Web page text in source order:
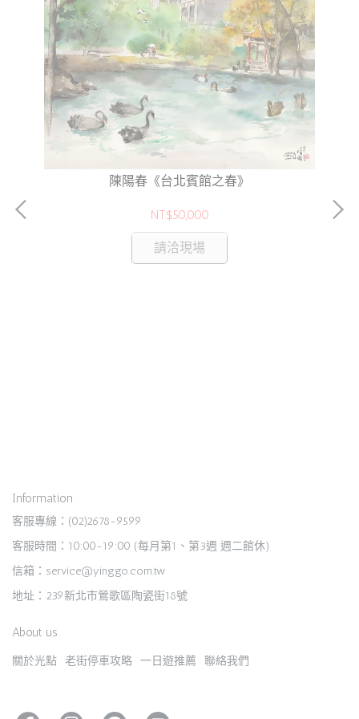
陳陽春《台北賓館之春》
NT$50,000
請洽現場
Information
客服專線：(02)2678-9599
客服時間：10:00-19:00 (每月第1、第3週 週二館休)
信箱：service@yinggo.com.tw
地址：239新北市鶯歌區陶瓷街18號
About us
關於光點 老街停車攻略 一日遊推薦 聯絡我們